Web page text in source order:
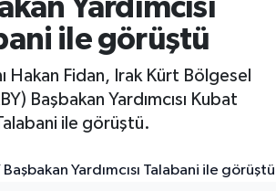
Yardımcısı
ile görüştü
Hakan Fidan, Irak Kürt Bölgesel
Başbakan Yardımcısı Kubat
ile görüştü.
Haberleri